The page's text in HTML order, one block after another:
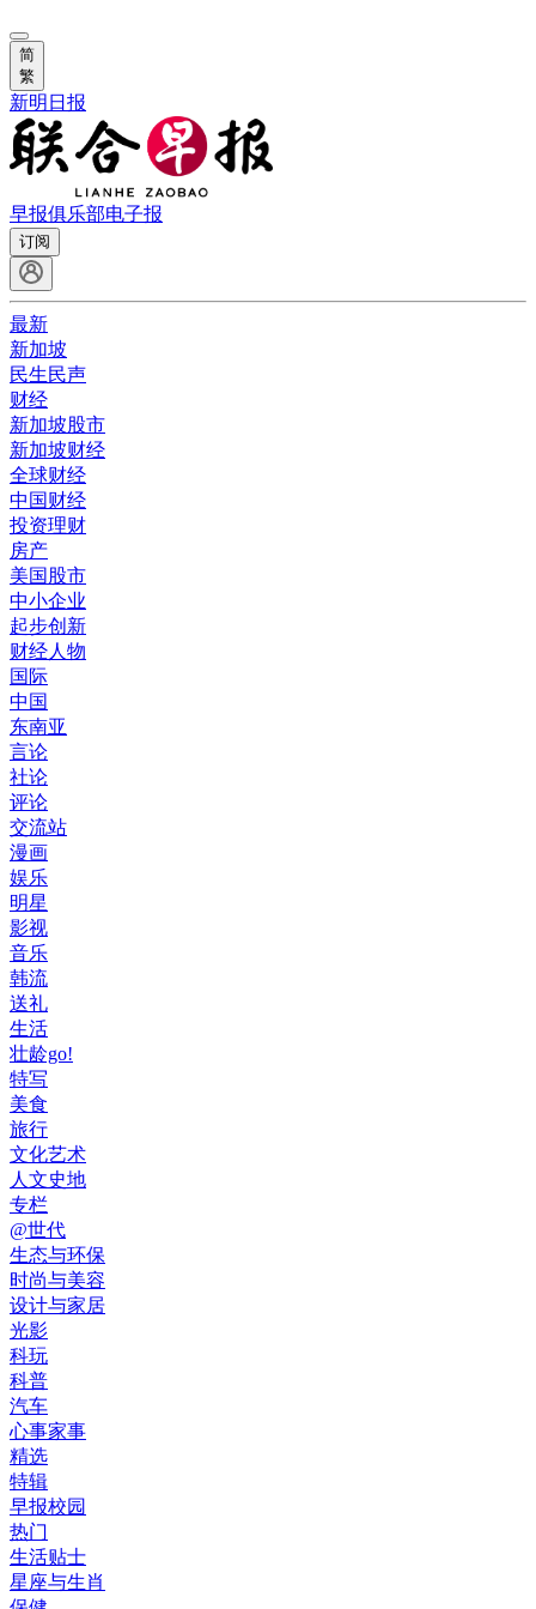
简
繁
新明日报
早报俱乐部电子报
订阅
最新
新加坡
民生民声
财经
新加坡股市
新加坡财经
全球财经
中国财经
投资理财
房产
美国股市
中小企业
起步创新
财经人物
国际
中国
东南亚
言论
社论
评论
交流站
漫画
娱乐
明星
影视
音乐
韩流
送礼
生活
壮龄go!
特写
美食
旅行
文化艺术
人文史地
专栏
@世代
生态与环保
时尚与美容
设计与家居
光影
科玩
科普
汽车
心事家事
精选
特辑
早报校园
热门
生活贴士
星座与生肖